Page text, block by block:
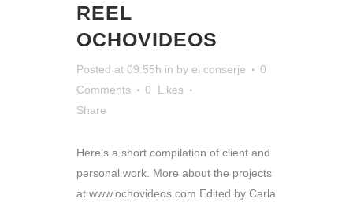
REEL
OCHOVIDEOS
Posted at 09:55h in by el conserje
0
Comments
0
Likes
Share
Here’s a short compilation of client and
personal work. More about the projects
at www.ochovideos.com Edited by Carla